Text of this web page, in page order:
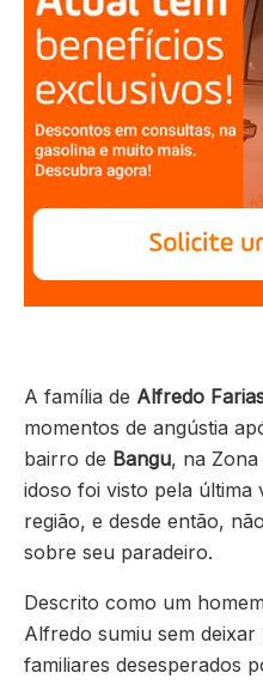
A família de Alfredo
momentos de angústia
bairro de Bangu, na Zona
idoso foi visto pela última
região, e desde então,
sobre seu paradeiro.
Descrito como um
Alfredo sumiu sem deixar
familiares desesperados